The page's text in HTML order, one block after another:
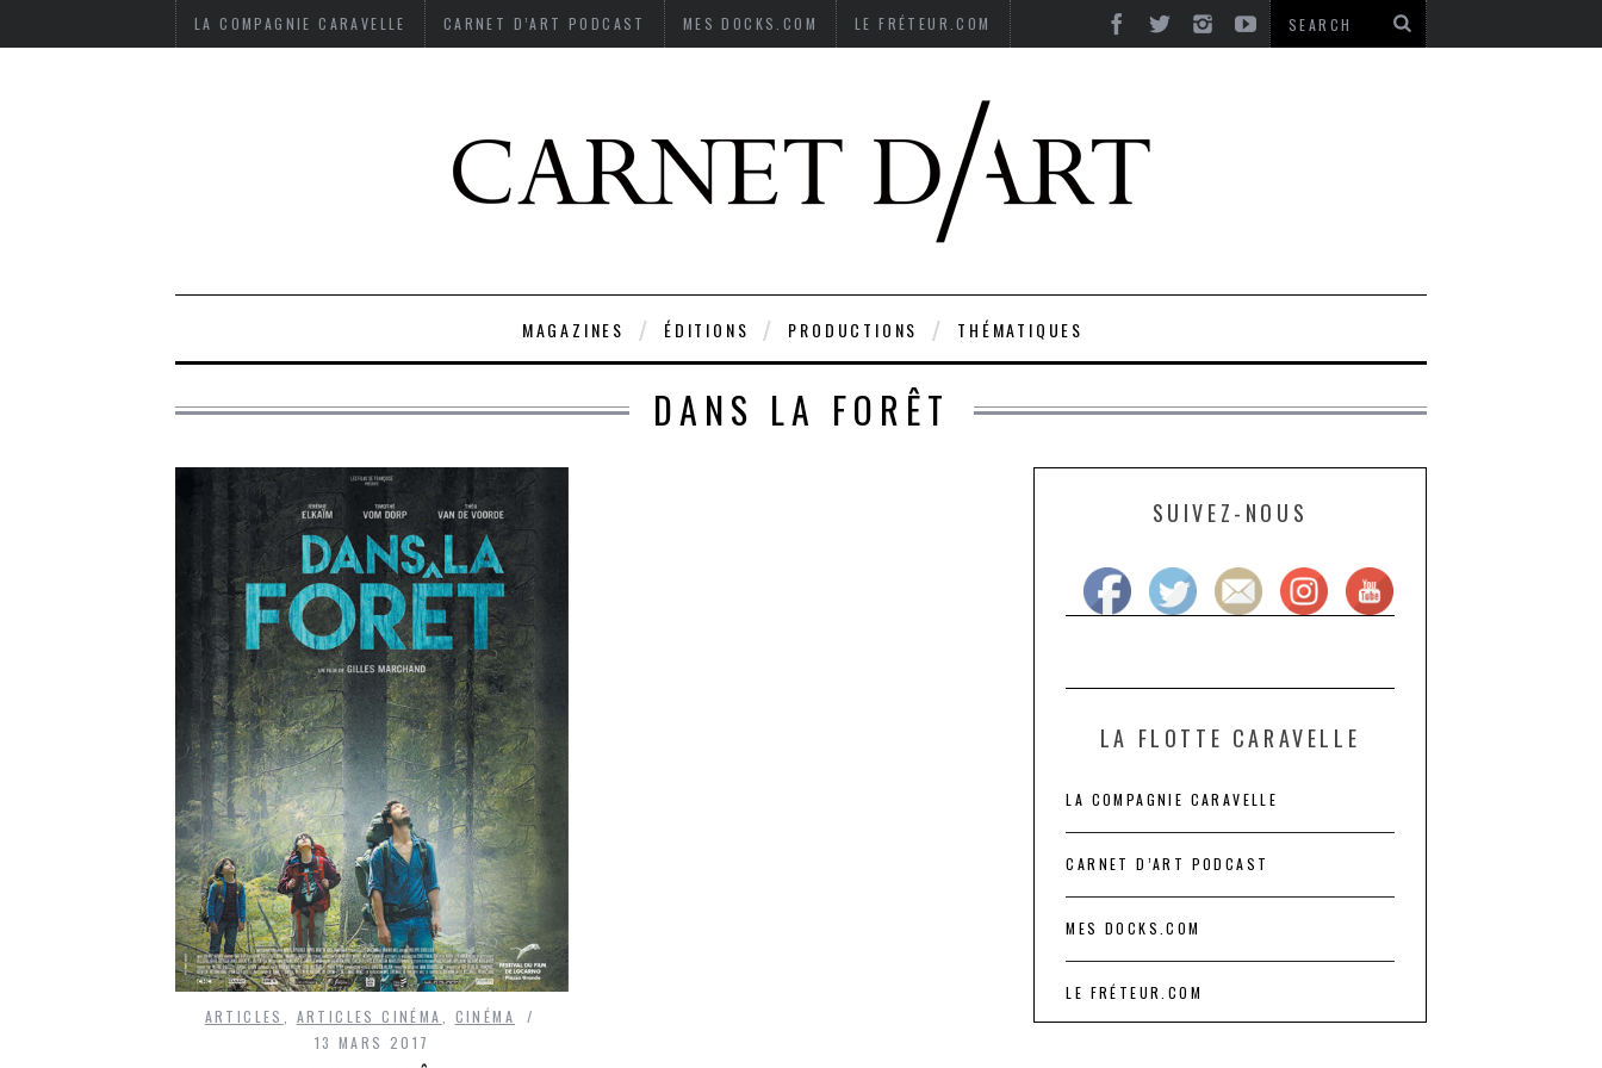
LA COMPAGNIE CARAVELLE CARNET D’ART PODCAST MES DOCKS.COM LE FRÉTEUR.COM
MAGAZINES ÉDITIONS PRODUCTIONS THÉMATIQUES
DANS LA FORÊT
ARTICLES ARTICLES CINÉMA
CINÉMA
13 MARS 2017
SUIVEZ-NOUS
LA FLOTTE CARAVELLE
LA COMPAGNIE CARAVELLE
CARNET D’ART PODCAST
MES DOCKS.COM
LE FRÉTEUR.COM